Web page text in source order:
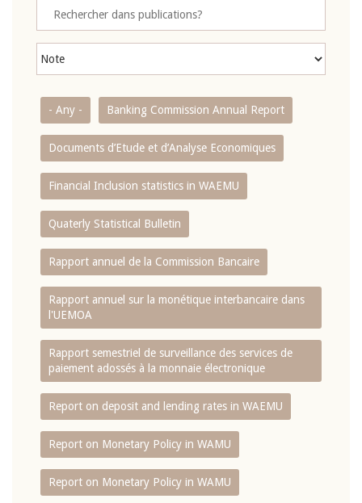
- Any - Banking Commission Annual Report
Documents d’Etude et d’Analyse Economiques
Financial Inclusion statistics in WAEMU
Quaterly Statistical Bulletin
Rapport annuel de la Commission Bancaire
Rapport annuel sur la monétique interbancaire dans
l'UEMOA
Rapport semestriel de surveillance des services de
paiement adossés à la monnaie électronique
Report on deposit and lending rates in WAEMU
Report on Monetary Policy in WAMU
Report on Monetary Policy in WAMU